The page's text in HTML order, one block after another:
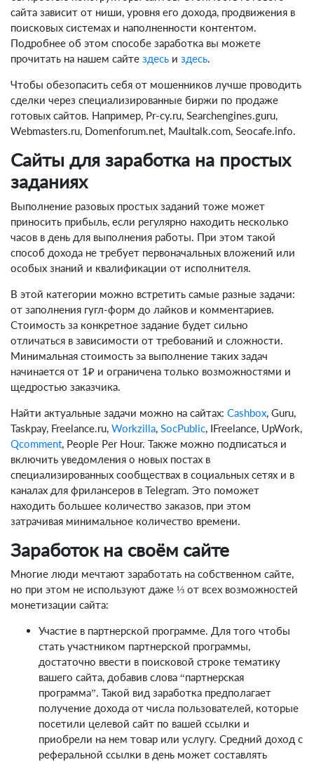
сайта зависит от ниши, уровня его дохода, продвижения в
поисковых системах и наполненности контентом.
Подробнее об этом способе заработка вы можете
прочитать на нашем сайте здесь и здесь.
Чтобы обезопасить себя от мошенников лучше проводить
сделки через специализированные биржи по продаже
готовых сайтов. Например, Pr-cy.ru, Searchengines.guru,
Webmasters.ru, Domenforum.net, Maultalk.com, Seocafe.info.
Сайты для заработка на простых
заданиях
Выполнение разовых простых заданий тоже может
приносить прибыль, если регулярно находить несколько
часов в день для выполнения работы. При этом такой
способ дохода не требует первоначальных вложений или
особых знаний и квалификации от исполнителя.
В этой категории можно встретить самые разные задачи:
от заполнения гугл-форм до лайков и комментариев.
Стоимость за конкретное задание будет сильно
отличаться в зависимости от требований и сложности.
Минимальная стоимость за выполнение таких задач
начинается от 1₽ и ограничена только возможностями и
щедростью заказчика.
Найти актуальные задачи можно на сайтах: Cashbox, Guru,
Taskpay, Freelance.ru, Workzilla, SocPublic, IFreelance, UpWork,
Qcomment, People Per Hour. Также можно подписаться и
включить уведомления о новых постах в
специализированных сообществах в социальных сетях и в
каналах для фрилансеров в Telegram. Это поможет
находить большее количество заказов, при этом
затрачивая минимальное количество времени.
Заработок на своём сайте
Многие люди мечтают заработать на собственном сайте,
но при этом не используют даже ⅓ от всех возможностей
монетизации сайта:
Участие в партнерской программе. Для того чтобы
стать участником партнерской программы,
достаточно ввести в поисковой строке тематику
вашего сайта, добавив слова “партнерская
программа”. Такой вид заработка предполагает
получение дохода от числа пользователей, которые
посетили целевой сайт по вашей ссылки и
приобрели на нем товар или услугу. Средний доход с
реферальной ссылки в день может составлять